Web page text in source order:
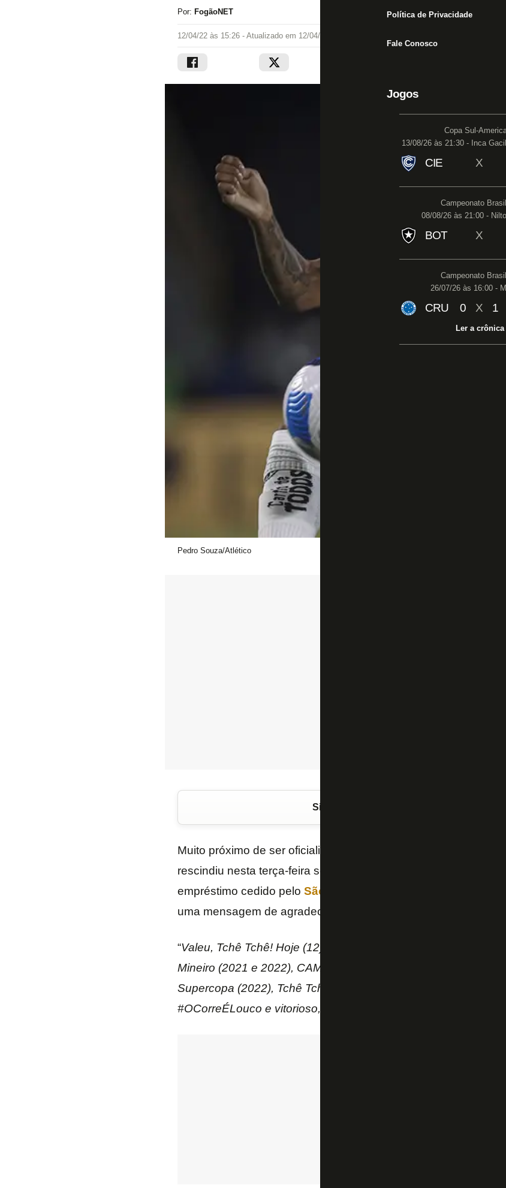
Política de Privacidade
Fale Conosco
Jogos
Copa Sul-
13/08/26 às 21:30 - Inca
CIE X
Campeonato
08/08/26 às 21:00 -
BOT X
Campeonato
26/07/26 às 16:00 -
CRU 0 X 1
Ler a crônica
Por: FogãoNET
12/04/22 às 15:26 - Atualizado em 12/04/22 às 15:30
Pedro Souza/Atlético
Siga o FogãoNET
Muito próximo de ser oficializado como reforço do
rescindiu nesta terça-feira seu contrato com o
empréstimo cedido pelo São Paulo
uma mensagem de agradecimento ao jogador.
“Valeu, Tchê Tchê! Hoje (12) o meio-campista se despede do
Mineiro (2021 e 2022), CAMpeão Brasileiro e da Copa do Brasil
Supercopa (2022), Tchê Tchê fez 65 jogos e marcou 2 gols. Tá
#OCorreÉLouco e vitorioso, meu parceiro!